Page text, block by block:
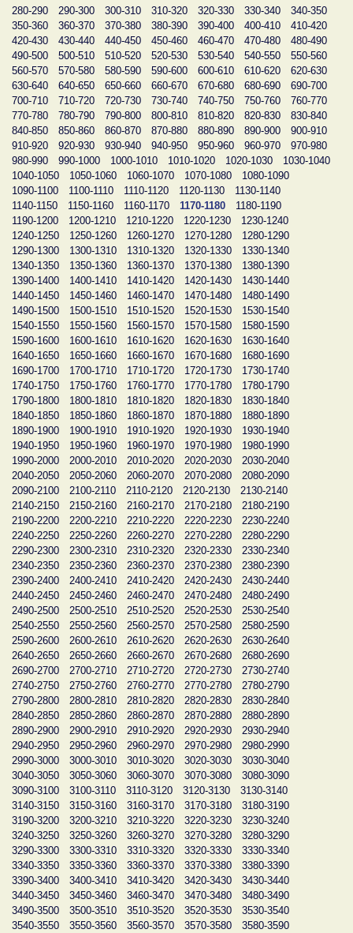
280-290
290-300 300-310 310-320 320-330 330-340
340-350
350-360
360-370 370-380 380-390 390-400 400-410
410-420
420-430
430-440 440-450 450-460 460-470 470-480
480-490
490-500
500-510 510-520 520-530 530-540 540-550
550-560
560-570
570-580 580-590 590-600 600-610 610-620
620-630
630-640
640-650 650-660 660-670 670-680 680-690
690-700
700-710
710-720 720-730 730-740 740-750 750-760
760-770
770-780
780-790 790-800 800-810 810-820 820-830
830-840
840-850
850-860 860-870 870-880 880-890 890-900
900-910
910-920
920-930 930-940 940-950 950-960 960-970
970-980
980-990
990-1000 1000-1010 1010-1020 1020-1030
1030-1040
1040-1050
1050-1060 1060-1070 1070-1080
1080-1090
1090-1100
1100-1110 1110-1120 1120-1130
1130-1140
1140-1150
1150-1160 1160-1170 1170-1180
1180-1190
1190-1200
1200-1210 1210-1220 1220-1230
1230-1240
1240-1250
1250-1260 1260-1270 1270-1280
1280-1290
1290-1300
1300-1310 1310-1320 1320-1330
1330-1340
1340-1350
1350-1360 1360-1370 1370-1380
1380-1390
1390-1400
1400-1410 1410-1420 1420-1430
1430-1440
1440-1450
1450-1460 1460-1470 1470-1480
1480-1490
1490-1500
1500-1510 1510-1520 1520-1530
1530-1540
1540-1550
1550-1560 1560-1570 1570-1580
1580-1590
1590-1600
1600-1610 1610-1620 1620-1630
1630-1640
1640-1650
1650-1660 1660-1670 1670-1680
1680-1690
1690-1700
1700-1710 1710-1720 1720-1730
1730-1740
1740-1750
1750-1760 1760-1770 1770-1780
1780-1790
1790-1800
1800-1810 1810-1820 1820-1830
1830-1840
1840-1850
1850-1860 1860-1870 1870-1880
1880-1890
1890-1900
1900-1910 1910-1920 1920-1930
1930-1940
1940-1950
1950-1960 1960-1970 1970-1980
1980-1990
1990-2000
2000-2010 2010-2020 2020-2030
2030-2040
2040-2050
2050-2060 2060-2070 2070-2080
2080-2090
2090-2100
2100-2110 2110-2120 2120-2130
2130-2140
2140-2150
2150-2160 2160-2170 2170-2180
2180-2190
2190-2200
2200-2210 2210-2220 2220-2230
2230-2240
2240-2250
2250-2260 2260-2270 2270-2280
2280-2290
2290-2300
2300-2310 2310-2320 2320-2330
2330-2340
2340-2350
2350-2360 2360-2370 2370-2380
2380-2390
2390-2400
2400-2410 2410-2420 2420-2430
2430-2440
2440-2450
2450-2460 2460-2470 2470-2480
2480-2490
2490-2500
2500-2510 2510-2520 2520-2530
2530-2540
2540-2550
2550-2560 2560-2570 2570-2580
2580-2590
2590-2600
2600-2610 2610-2620 2620-2630
2630-2640
2640-2650
2650-2660 2660-2670 2670-2680
2680-2690
2690-2700
2700-2710 2710-2720 2720-2730
2730-2740
2740-2750
2750-2760 2760-2770 2770-2780
2780-2790
2790-2800
2800-2810 2810-2820 2820-2830
2830-2840
2840-2850
2850-2860 2860-2870 2870-2880
2880-2890
2890-2900
2900-2910 2910-2920 2920-2930
2930-2940
2940-2950
2950-2960 2960-2970 2970-2980
2980-2990
2990-3000
3000-3010 3010-3020 3020-3030
3030-3040
3040-3050
3050-3060 3060-3070 3070-3080
3080-3090
3090-3100
3100-3110 3110-3120 3120-3130
3130-3140
3140-3150
3150-3160 3160-3170 3170-3180
3180-3190
3190-3200
3200-3210 3210-3220 3220-3230
3230-3240
3240-3250
3250-3260 3260-3270 3270-3280
3280-3290
3290-3300
3300-3310 3310-3320 3320-3330
3330-3340
3340-3350
3350-3360 3360-3370 3370-3380
3380-3390
3390-3400
3400-3410 3410-3420 3420-3430
3430-3440
3440-3450
3450-3460 3460-3470 3470-3480
3480-3490
3490-3500
3500-3510 3510-3520 3520-3530
3530-3540
3540-3550
3550-3560 3560-3570 3570-3580
3580-3590